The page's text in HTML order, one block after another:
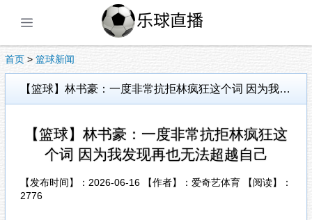
首页 > 篮球新闻
【篮球】林书豪：一度非常抗拒林疯狂这个词 因为我发现再也无法超越自己
【篮球】林书豪：一度非常抗拒林疯狂这
个词 因为我发现再也无法超越自己
【发布时间】：2026-06-16 【作者】：爱奇艺体育 【阅读】：
2776